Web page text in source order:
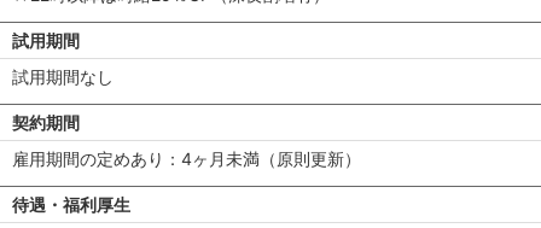
試用期間
試用期間なし
契約期間
雇用期間の定めあり：4ヶ月未満（原則更新）
待遇・福利厚生